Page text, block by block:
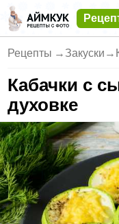
Рецепты → Закуски →
Кабачки с
духовке